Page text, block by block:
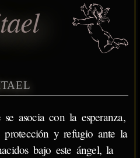
asocia con la esperanza,
y refugio ante la
bajo este ángel, la